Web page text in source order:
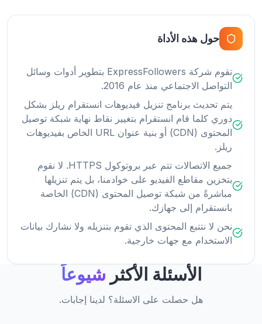
حول هذه الأداة
تقوم شركة ExpressFollowers بتطوير أدوات وسائل
التواصل الاجتماعي منذ عام 2016.
يتم تحديث برنامج تنزيل فيديوهات انستقرام ريلز بشكل
دوري كلما قام انستقرام بتغيير نقاط نهاية شبكة توصيل
المحتوى (CDN) أو بنية عنوان URL الخاص بفيديوهات
ريلز.
جميع الاتصالات تتم عبر بروتوكول HTTPS. لا نقوم
بتخزين مقاطع الفيديو على خوادمنا، بل يتم تنزيلها
مباشرةً من شبكة توصيل المحتوى (CDN) الخاصة
بانستقرام إلى جهازك.
نحن لا نتتبع المحتوى الذي تقوم بتنزيله ولا نشارك بيانات
الاستخدام مع جهات خارجية.
الأسئلة الأكثر شيوعاً
هل حصلت على الاسئلة؟ لدينا إجابات.